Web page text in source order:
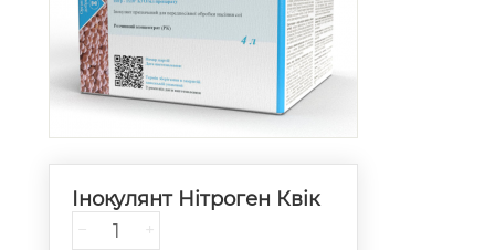
Інокулянт Нітроген Квік
− +